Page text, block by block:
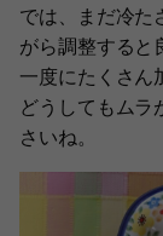
では、まだ冷た
がら調整すると
一度にたくさん
どうしてもムラ
さいね。